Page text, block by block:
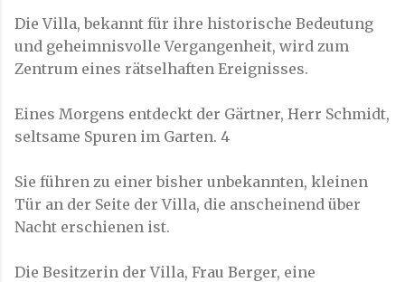
Die Villa, bekannt für ihre historische Bedeutung
und geheimnisvolle Vergangenheit, wird zum
Zentrum eines rätselhaften Ereignisses.
Eines Morgens entdeckt der Gärtner, Herr Schmidt,
seltsame Spuren im Garten. 4
Sie führen zu einer bisher unbekannten, kleinen
Tür an der Seite der Villa, die anscheinend über
Nacht erschienen ist.
Die Besitzerin der Villa, Frau Berger, eine